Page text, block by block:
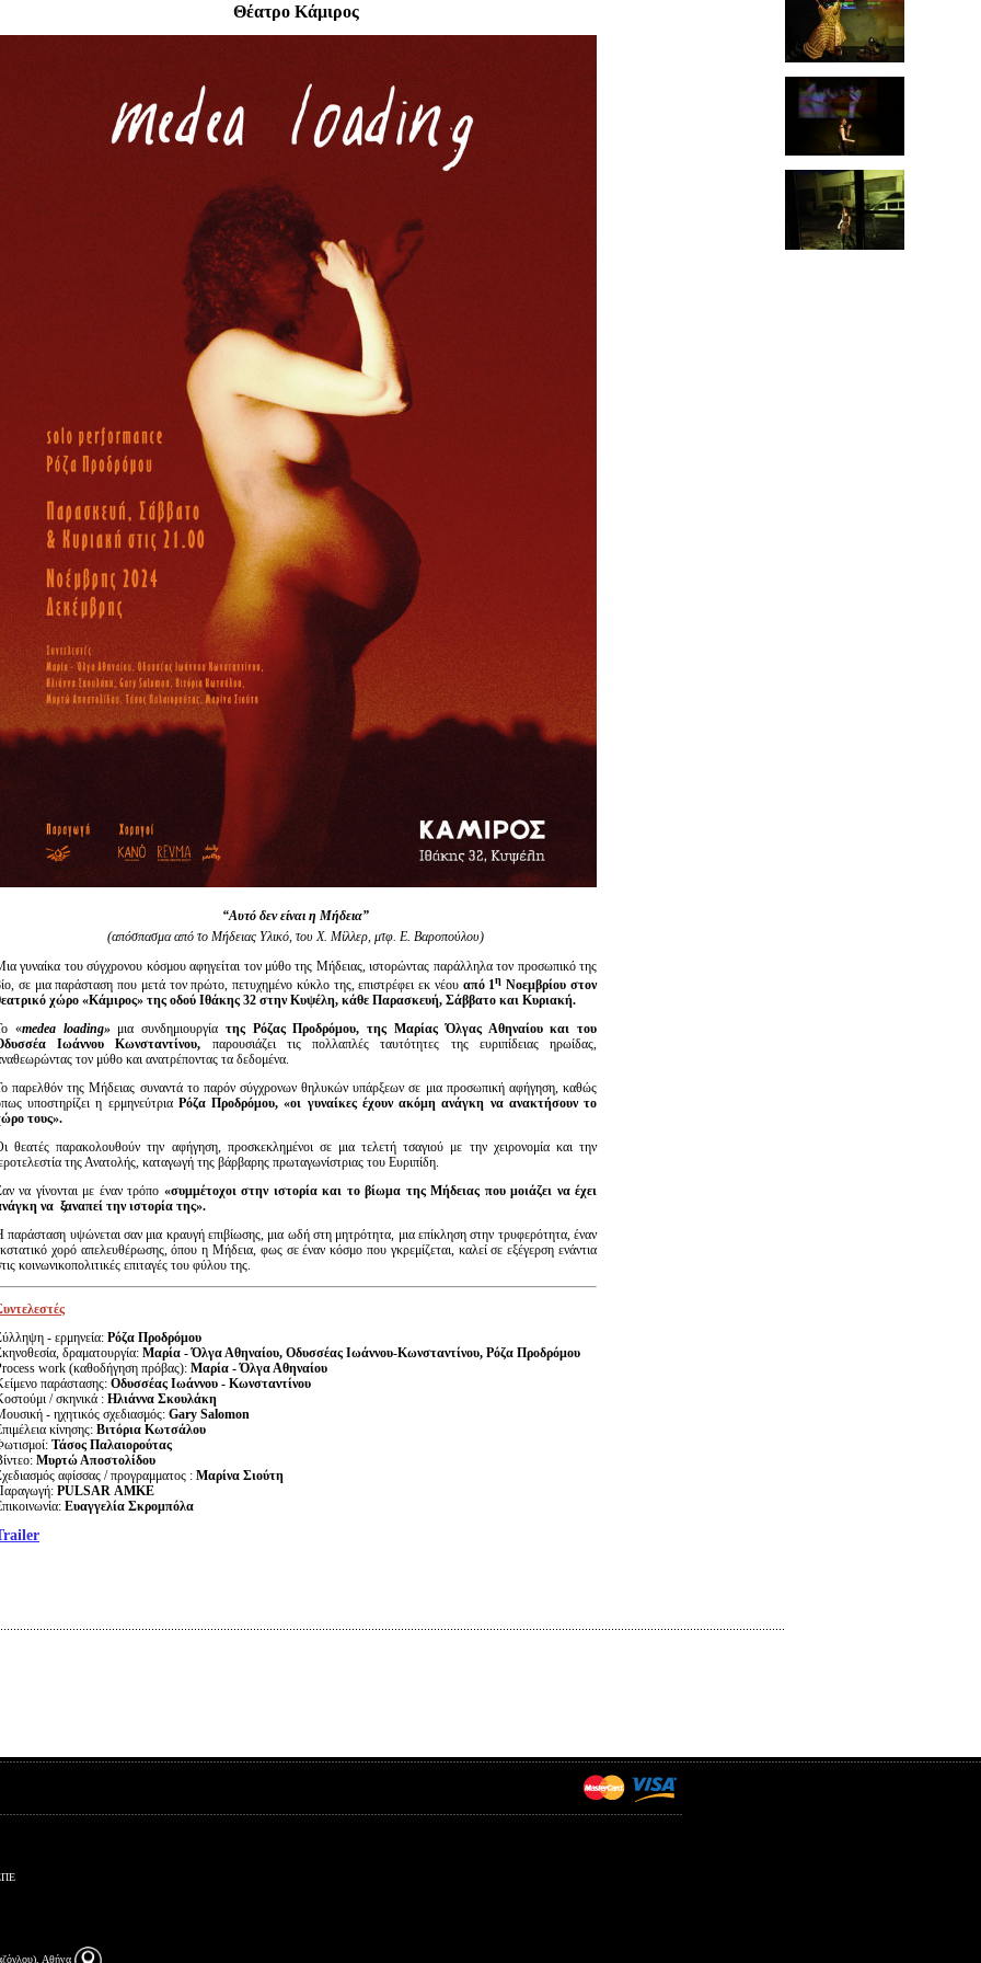
Είσοδος διαχειριστήΘέατρο Κάμιρος
“Αυτό δεν είναι η Μήδεια”
(απόσπασμα από το Μήδειας Υλικό, του Χ. Μίλλερ, μτφ. Ε. Βαροπούλου)
γυναίκα του σύγχρονου κόσμου αφηγείται τον μύθο της Μήδειας, ιστορώντας παράλληλα τον προσωπικό της
σε μια παράσταση που μετά τον πρώτο, πετυχημένο κύκλο της, επιστρέφει εκ νέου από 1η Νοεμβρίου στον
χώρο «Κάμιρος» της οδού Ιθάκης 32 στην Κυψέλη, κάθε Παρασκευή, Σάββατο και Κυριακή.
«medea loading» μια συνδημιουργία της Ρόζας Προδρόμου, της Μαρίας Όλγας Αθηναίου και του
Ιωάννου Κωνσταντίνου, παρουσιάζει τις πολλαπλές ταυτότητες της ευριπίδειας ηρωίδας,
τον μύθο και ανατρέποντας τα δεδομένα.
παρελθόν της Μήδειας συναντά το παρόν σύγχρονων θηλυκών υπάρξεων σε μια προσωπική αφήγηση, καθώς
υποστηρίζει η ερμηνεύτρια Ρόζα Προδρόμου, «οι γυναίκες έχουν ακόμη ανάγκη να ανακτήσουν το
τους».
θεατές παρακολουθούν την αφήγηση, προσκεκλημένοι σε μια τελετή τσαγιού με την χειρονομία και την
της Ανατολής, καταγωγή της βάρβαρης πρωταγωνίστριας του Ευριπίδη.
να γίνονται με έναν τρόπο «συμμέτοχοι στην ιστορία και το βίωμα της Μήδειας που μοιάζει να έχει
να ξαναπεί την ιστορία της».
παράσταση υψώνεται σαν μια κραυγή επιβίωσης, μια ωδή στη μητρότητα, μια επίκληση στην τρυφερότητα, έναν
χορό απελευθέρωσης, όπου η Μήδεια, φως σε έναν κόσμο που γκρεμίζεται, καλεί σε εξέγερση ενάντια
κοινωνικοπολιτικές επιταγές του φύλου της.
- ερμηνεία: Ρόζα Προδρόμου
δραματουργία: Μαρία - Όλγα Αθηναίου, Οδυσσέας Ιωάννου-Κωνσταντίνου, Ρόζα Προδρόμου
work (καθοδήγηση πρόβας): Μαρία - Όλγα Αθηναίου
παράστασης: Οδυσσέας Ιωάννου - Κωνσταντίνου
/ σκηνικά : Ηλιάννα Σκουλάκη
- ηχητικός σχεδιασμός: Gary Salomon
κίνησης: Βιτόρια Κωτσάλου
Τάσος Παλαιορούτας
Μυρτώ Αποστολίδου
αφίσσας / προγραμματος : Μαρίνα Σιούτη
PULSAR ΑΜΚΕ
Ευαγγελία Σκρομπόλα
Αθήνα